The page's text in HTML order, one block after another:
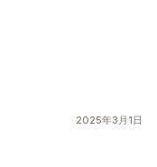
2025年3月1日